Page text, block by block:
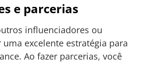
e parcerias
influenciadores ou
excelente estratégia para
Ao fazer parcerias, você